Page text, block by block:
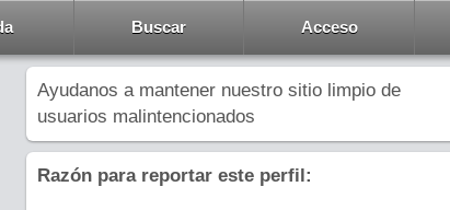
Buscar Acceso
Ayudanos a mantener nuestro sitio limpio de
usuarios malintencionados
Razón para reportar este perfil: